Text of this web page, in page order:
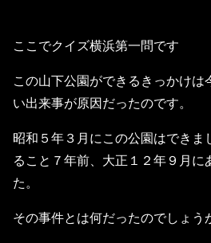
ここでクイズ横浜第一問です
この山下公園ができるきっかけは
い出来事が原因だったのです。
昭和５年３月にこの公園はでき
ること７年前、大正１２年９月に
た。
その事件とは何だったのでしょう